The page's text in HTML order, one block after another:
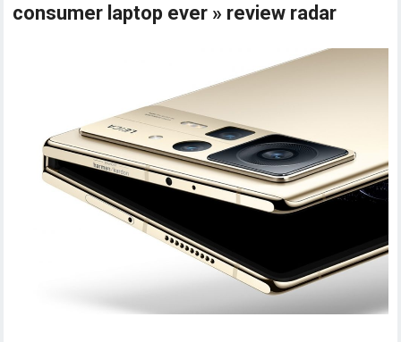
consumer laptop ever » review radar